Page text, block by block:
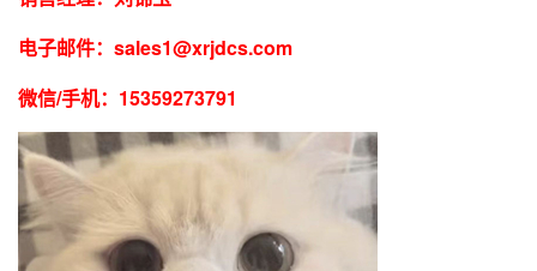
电子邮件： sales1@xrjdcs.com
微信/手机：15359273791